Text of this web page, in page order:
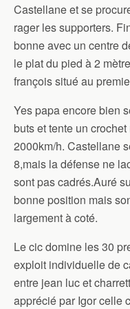
Castellane et se
rager les supporters.
bonne avec un centre
le plat du pied à 2
françois situé au
Yes papa encore bien
buts et tente un
2000km/h. Castellane
8,mais la défense ne
sont pas cadrés.Auré
bonne position mais
largement à coté.
Le cic domine les 30
exploit individuelle de
entre jean luc et
apprécié par Igor celle